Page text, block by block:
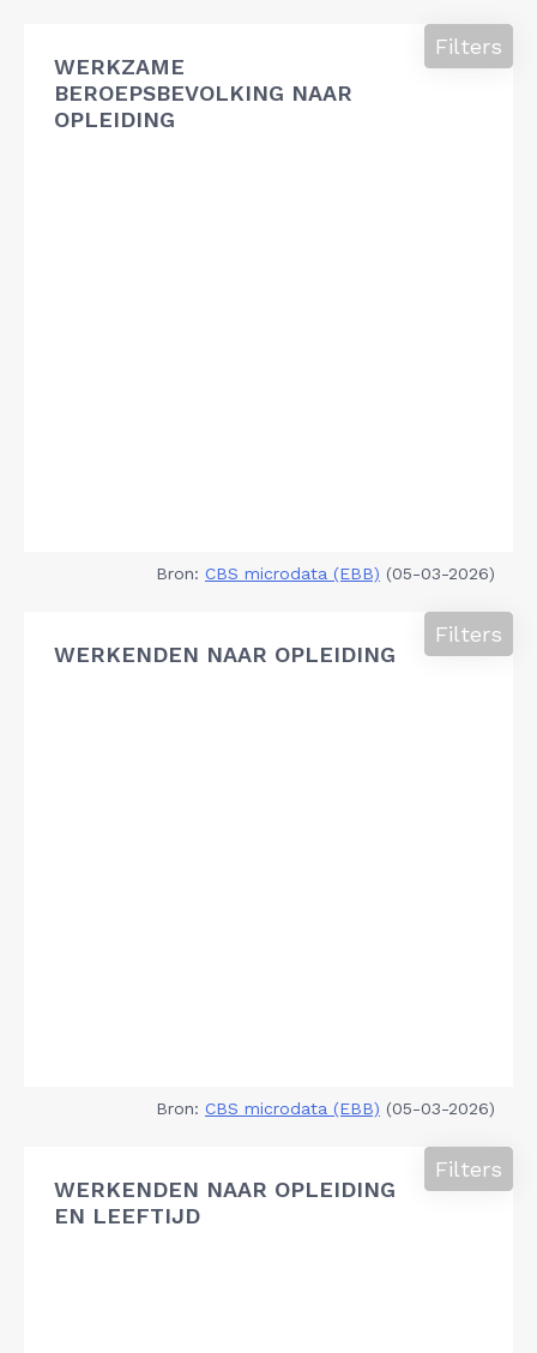
WERKZAME
BEROEPSBEVOLKING NAAR
OPLEIDING
Filters
Bron: CBS microdata (EBB) (05-03-2026)
WERKENDEN NAAR OPLEIDING
Filters
Bron: CBS microdata (EBB) (05-03-2026)
WERKENDEN NAAR OPLEIDING
EN LEEFTIJD
Filters